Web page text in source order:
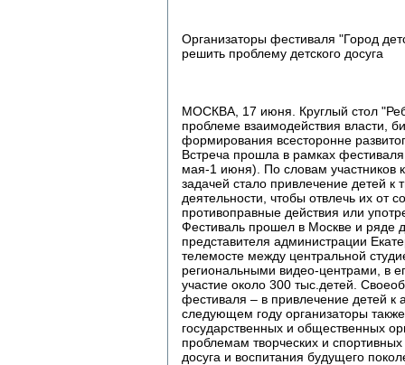
Организаторы фестиваля "Город
решить проблему детского досуга
МОСКВА, 17 июня. Круглый стол
проблеме взаимодействия власти,
формирования всесторонне
Встреча прошла в рамках
мая-1 июня). По словам участников
задачей стало привлечение детей к
деятельности, чтобы отвлечь их от
противоправные действия или
Фестиваль прошел в Москве и ряде
представителя администрации
телемосте между центральной
региональными видео-центрами, в
участие около 300 тыс.детей.
фестиваля – в привлечение детей к
следующем году организаторы
государственных и общественных
проблемам творческих и спортивных
досуга и воспитания будущего